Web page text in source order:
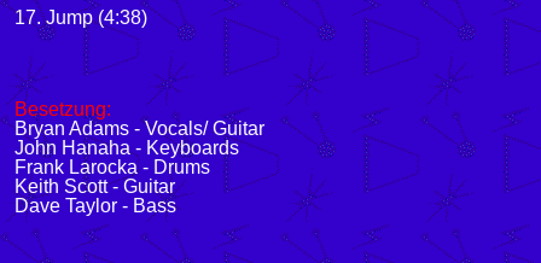
17. Jump (4:38)
Besetzung:
Bryan Adams - Vocals/ Guitar
John Hanaha - Keyboards
Frank Larocka - Drums
Keith Scott - Guitar
Dave Taylor - Bass